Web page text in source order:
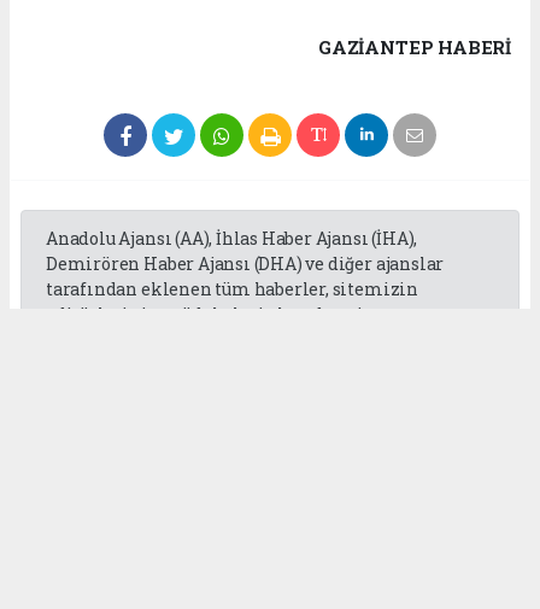
GAZIANTEP HABERİ
Anadolu Ajansı (AA), İhlas Haber Ajansı (İHA),
Demirören Haber Ajansı (DHA) ve diğer ajanslar
tarafından eklenen tüm haberler, sitemizin
editörlerinin müdahalesi olmadan ajans